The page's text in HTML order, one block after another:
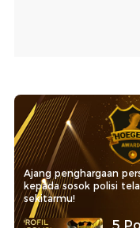
Ajang penghargaan
kepada sosok polisi
sekitarmu!